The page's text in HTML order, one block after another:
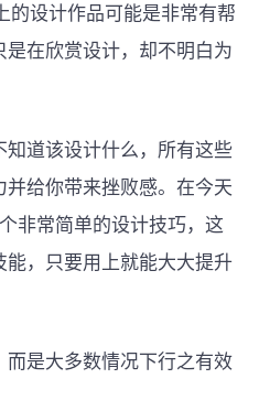
的设计作品可能是非常有帮
在欣赏设计，却不明白为
道该设计什么，所有这些
给你带来挫败感。在今天
非常简单的设计技巧，这
，只要用上就能大大提升
而是大多数情况下行之有效